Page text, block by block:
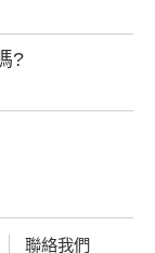
?
聯絡我們